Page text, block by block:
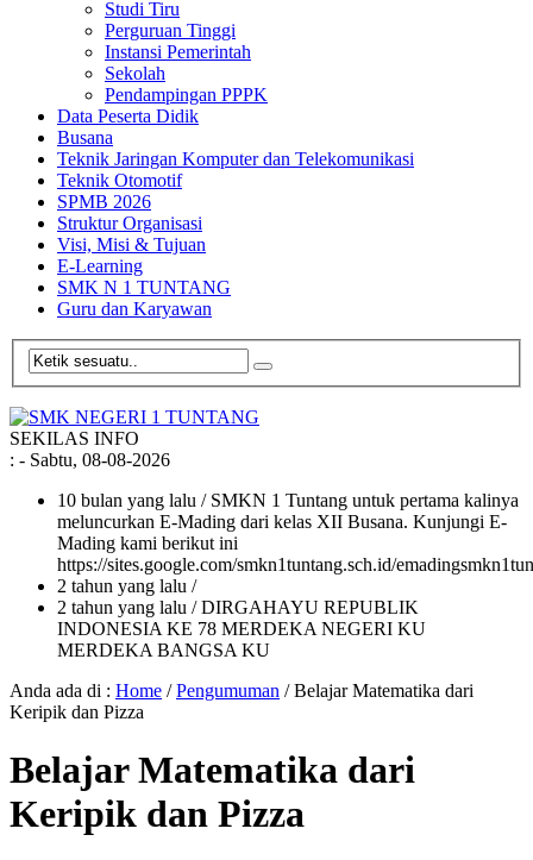
Studi Tiru
Perguruan Tinggi
Instansi Pemerintah
Sekolah
Pendampingan PPPK
Data Peserta Didik
Busana
Teknik Jaringan Komputer dan Telekomunikasi
Teknik Otomotif
SPMB 2026
Struktur Organisasi
Visi, Misi & Tujuan
E-Learning
SMK N 1 TUNTANG
Guru dan Karyawan
SEKILAS INFO
: - Sabtu, 08-08-2026
10 bulan yang lalu / SMKN 1 Tuntang untuk pertama kalinya
meluncurkan E-Mading dari kelas XII Busana. Kunjungi E-
Mading kami berikut ini
https://sites.google.com/smkn1tuntang.sch.id/
2 tahun yang lalu /
2 tahun yang lalu / DIRGAHAYU REPUBLIK
INDONESIA KE 78 MERDEKA NEGERI KU
MERDEKA BANGSA KU
Anda ada di : Home /Pengumuman /Belajar Matematika dari
Keripik dan Pizza
Belajar Matematika dari
Keripik dan Pizza